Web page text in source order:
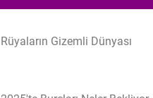
Rüyaların Gizemli Dünyası